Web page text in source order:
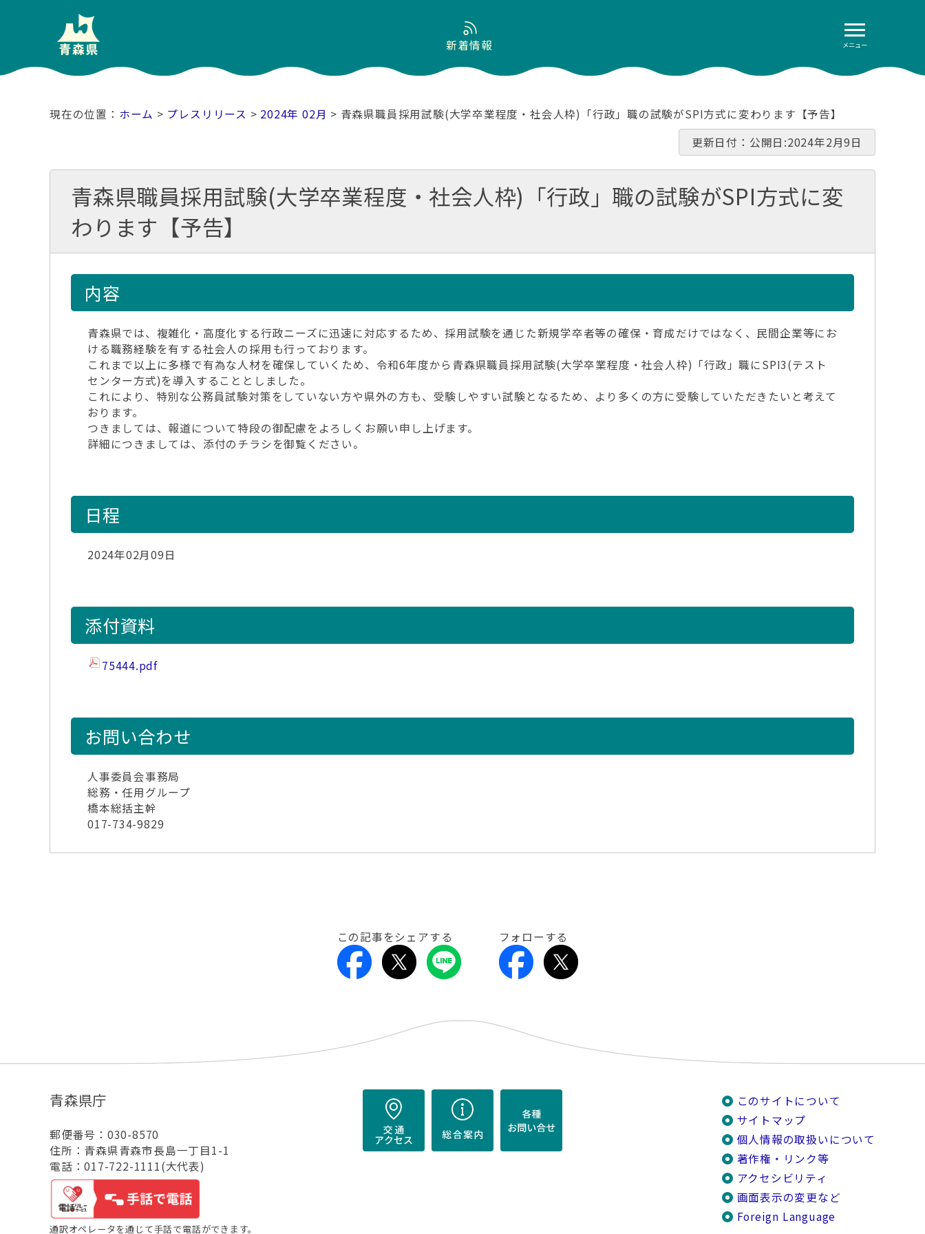
メニュー
新着情報
ホーム > プレスリリース > 2024年 02月 > 青森県職員採用試験(大学卒業程度・社会人枠)「行政」職の試験がSPI方式に変わります【予告】
更新日付：公開日:2024年2月9日
青森県職員採用試験(大学卒業程度・社会人枠)「行政」職の試験がSPI方式に変
わります【予告】
内容
青森県では、複雑化・高度化する行政ニーズに迅速に対応するため、採用試験を通じた新規学卒者等の確保・育成だけではなく、民間企業等にお
ける職務経験を有する社会人の採用も行っております。
これまで以上に多様で有為な人材を確保していくため、令和6年度から青森県職員採用試験(大学卒業程度・社会人枠)「行政」職にSPI3(テスト
センター方式)を導入することとしました。
これにより、特別な公務員試験対策をしていない方や県外の方も、受験しやすい試験となるため、より多くの方に受験していただきたいと考えて
おります。
つきましては、報道について特段の御配慮をよろしくお願い申し上げます。
詳細につきましては、添付のチラシを御覧ください。
日程
2024年02月09日
添付資料
75444.pdf
お問い合わせ
人事委員会事務局
総務・任用グループ
橋本総括主幹
017-734-9829
この記事をシェアする フォローする
青森県庁
郵便番号：030-8570
住所：青森県青森市長島一丁目1-1
電話：017-722-1111(大代表)
通訳オペレータを通じて手話で電話ができます。
このサイトについて
サイトマップ
個人情報の取扱いについて
著作権・リンク等
アクセシビリティ
画面表示の変更など
Foreign Language